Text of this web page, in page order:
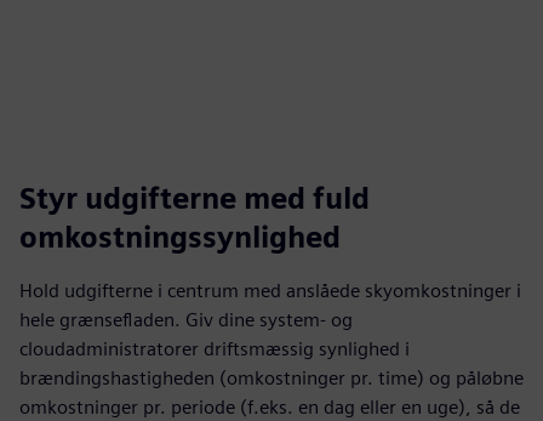
Styr udgifterne med fuld
omkostningssynlighed
Hold udgifterne i centrum med anslåede skyomkostninger i
hele grænsefladen. Giv dine system- og
cloudadministratorer driftsmæssig synlighed i
brændingshastigheden (omkostninger pr. time) og påløbne
omkostninger pr. periode (f.eks. en dag eller en uge), så de